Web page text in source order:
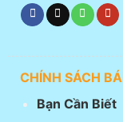
CHÍNH SÁCH
Bạn Cần Biết